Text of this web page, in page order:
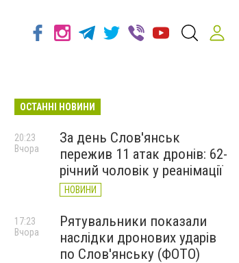
ОСТАННІ НОВИНИ
За день Слов'янськ
пережив 11 атак дронів: 62-
річний чоловік у реанімації
НОВИНИ
20:23
Вчора
Рятувальники показали
наслідки дронових ударів
по Слов'янську (ФОТО)
17:23
Вчора